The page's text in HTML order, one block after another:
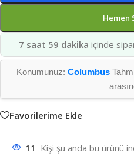
Hemen
7 saat 59 dakika içinde
Konumunuz: Columbus
Favorilerime Ekle
11 Kişi şu anda bu ürünü